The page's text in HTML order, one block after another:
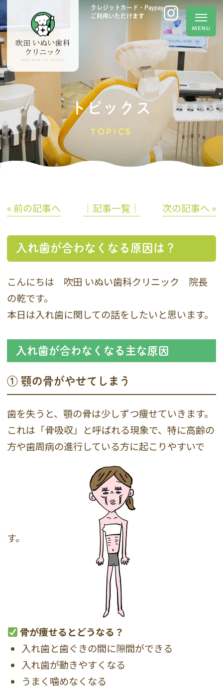
クレジットカード・Paypay
ご利用いただけます
トピックス
TOPICS
« 前の記事へ │記事一覧│ 次の記事へ »
入れ歯が合わなくなる原因は？
こんにちは 吹田 いぬい歯科クリニック 院長
の乾です。
本日は入れ歯に関しての話をしたいと思います。
入れ歯が合わなくなる主な原因
① 顎の骨がやせてしまう
歯を失うと、顎の骨は少しずつ痩せていきます。
これは「骨吸収」と呼ばれる現象で、特に高齢の
方や歯周病の進行している方に起こりやすいで
す。
骨が痩せるとどうなる？
入れ歯と歯ぐきの間に隙間ができる
入れ歯が動きやすくなる
うまく噛めなくなる